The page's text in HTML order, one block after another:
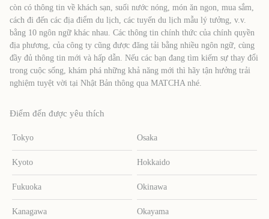
còn có thông tin về khách sạn, suối nước nóng, món ăn ngon, mua sắm,
cách đi đến các địa điểm du lịch, các tuyến du lịch mẫu lý tưởng, v.v.
bằng 10 ngôn ngữ khác nhau. Các thông tin chính thức của chính quyền
địa phương, của công ty cũng được đăng tải bằng nhiều ngôn ngữ, cùng
đầy đủ thông tin mới và hấp dẫn. Nếu các bạn đang tìm kiếm sự thay đổi
trong cuộc sống, khám phá những khả năng mới thì hãy tận hưởng trải
nghiệm tuyệt vời tại Nhật Bản thông qua MATCHA nhé.
Điểm đến được yêu thích
Tokyo Osaka
Kyoto Hokkaido
Fukuoka Okinawa
Kanagawa Okayama